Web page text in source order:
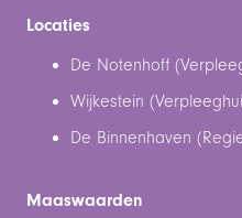
Locaties
De Notenhoff
Wijkestein
De Binnenhaven
Maaswaarden